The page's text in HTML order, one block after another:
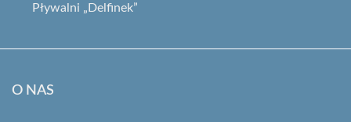
Pływalni „Delfinek”
O NAS